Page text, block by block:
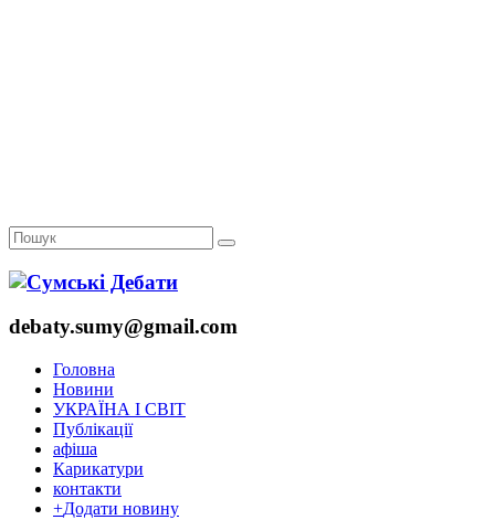
debaty.sumy@gmail.com
Головна
Новини
УКРАЇНА І СВІТ
Публікації
афіша
Карикатури
контакти
+Додати новину